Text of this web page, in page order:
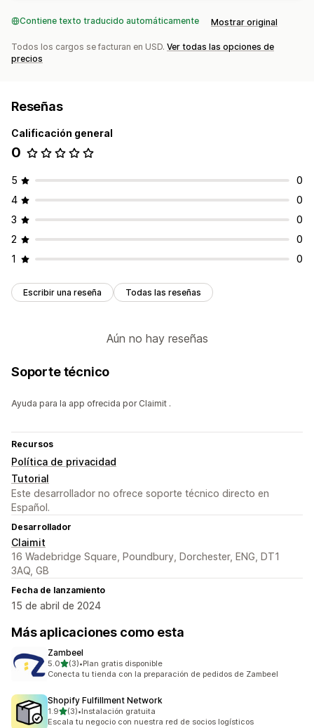
Contiene texto traducido automáticamente Mostrar original
Todos los cargos se facturan en USD. Ver todas las opciones de
precios
Reseñas
Calificación general
0
5
0
4
0
3
0
2
0
1
0
Escribir una reseña Todas las reseñas
Aún no hay reseñas
Soporte técnico
Ayuda para la app ofrecida por Claimit .
Recursos
Política de privacidad
Tutorial
Este desarrollador no ofrece soporte técnico directo en
Español.
Desarrollador
Claimit
16 Wadebridge Square, Poundbury, Dorchester, ENG, DT1
3AQ, GB
Fecha de lanzamiento
15 de abril de 2024
Más aplicaciones como esta
Zambeel
5.0de 5 estrellas
(3)
3 reseñas en total
•Plan gratis disponible
Conecta tu tienda con la preparación de pedidos de Zambeel
Shopify Fulfillment Network
1.9de 5 estrellas
(3)
3 reseñas en total
•Instalación gratuita
Escala tu negocio con nuestra red de socios logísticos